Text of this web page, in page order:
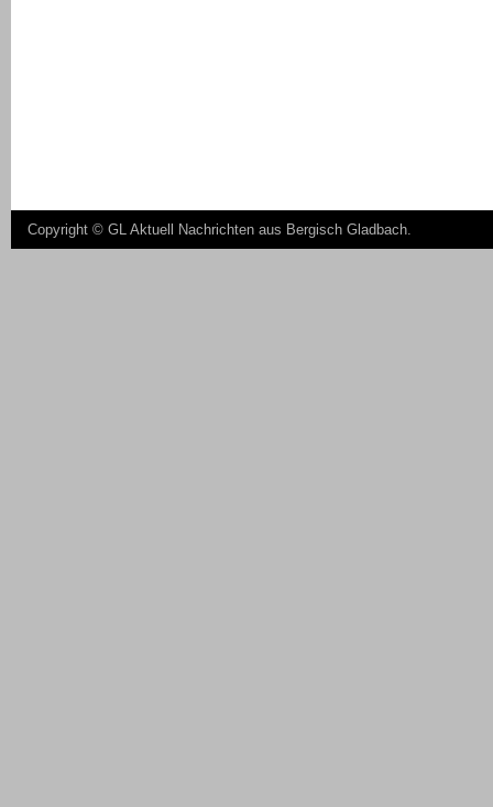
Copyright © GL Aktuell Nachrichten aus Bergisch Gladbach.